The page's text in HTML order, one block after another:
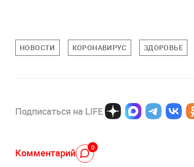
НОВОСТИ КОРОНАВИРУС ЗДОРОВЬЕ
Подписаться на LIFE
Комментарий 0